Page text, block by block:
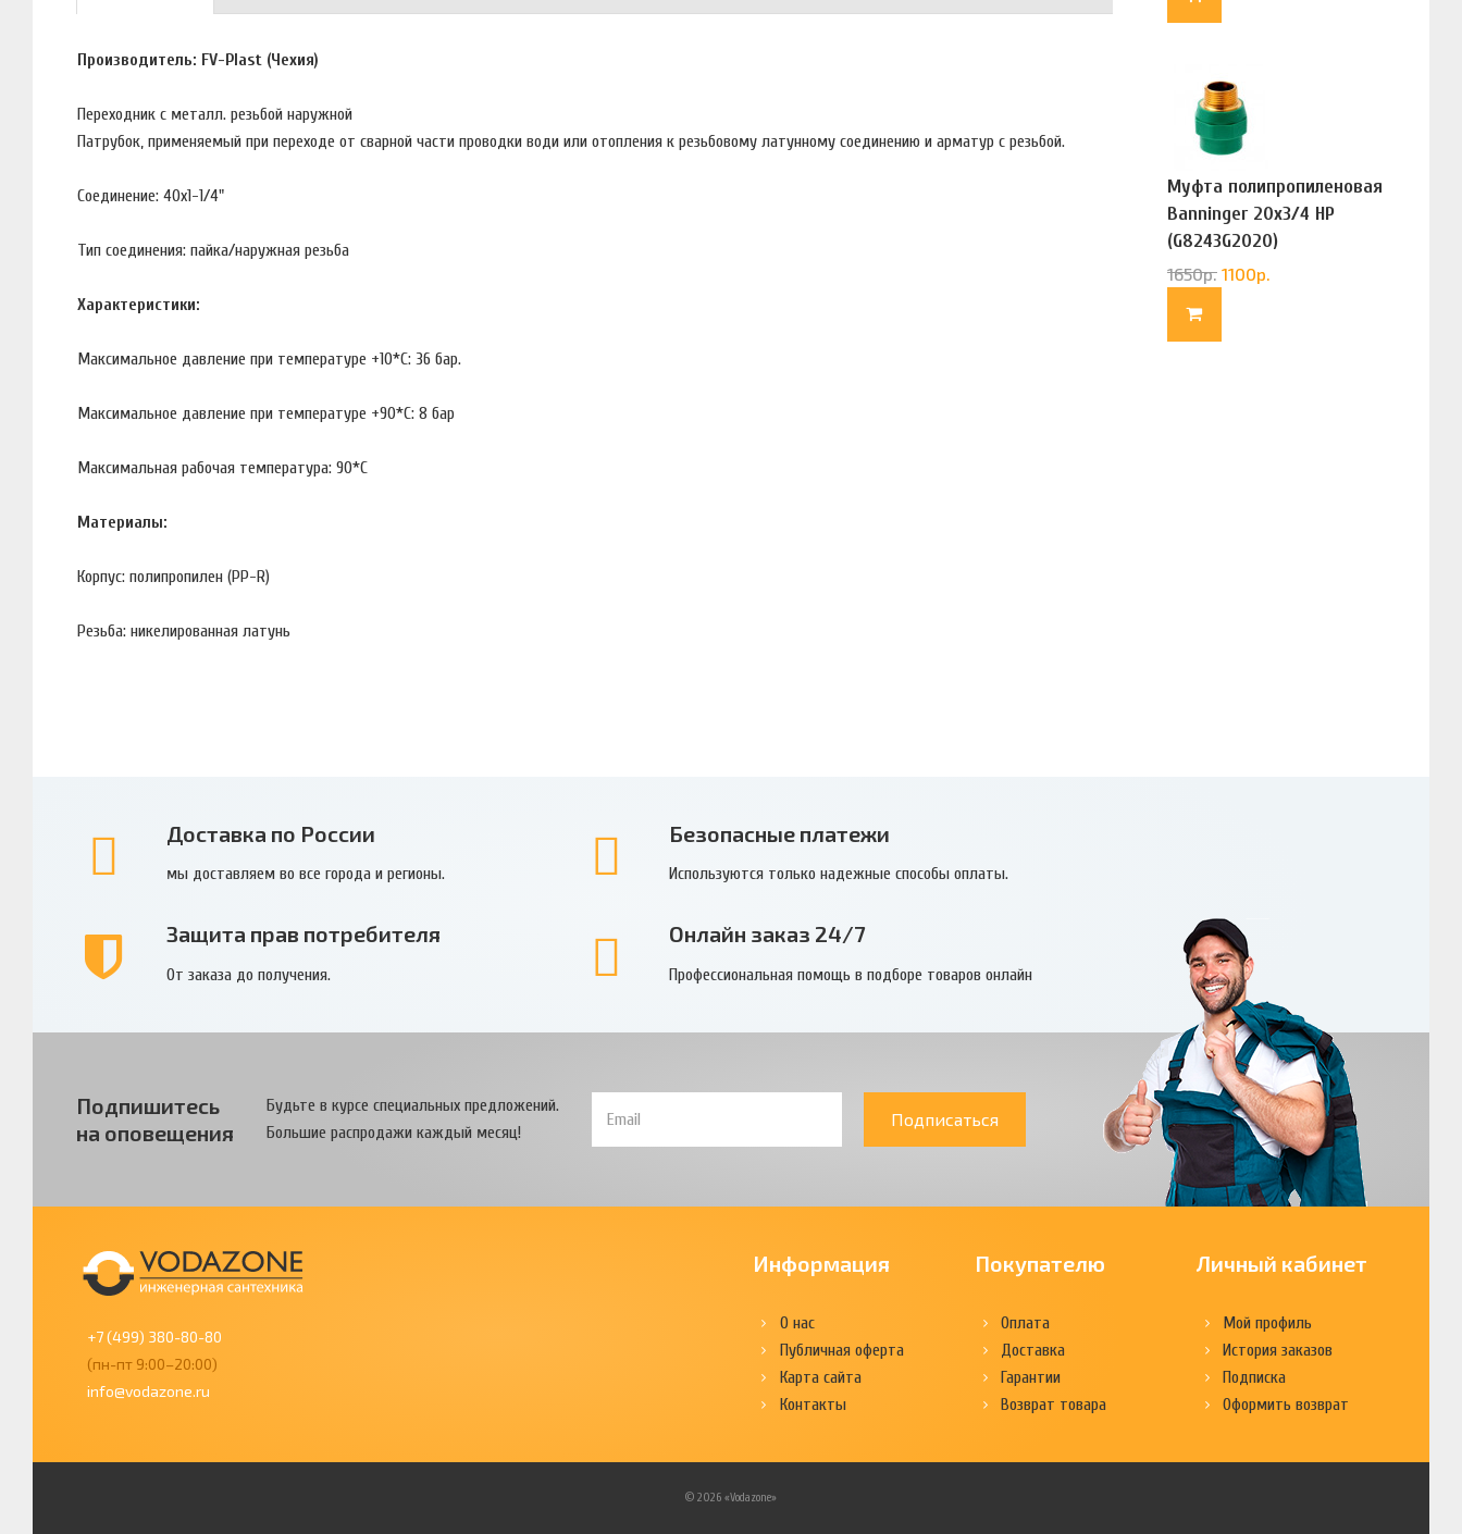
Производитель: FV-Plast (Чехия)
Переходник с металл. резьбой наружной
Патрубок, применяемый при переходе от сварной части проводки води или отопления к резьбовому латунному соединению и арматур с резьбой.
Соединение: 40х1-1/4"
Тип соединения: пайка/наружная резьба
Характеристики:
Максимальное давление при температуре +10*С: 36 бар.
Максимальное давление при температуре +90*С: 8 бар
Максимальная рабочая температура: 90*С
Материалы:
Корпус: полипропилен (PP-R)
Резьба: никелированная латунь
Муфта полипропиленовая
Banninger 20х3/4 НР
(G8243G2020)
1650р. 1100р.
Доставка по России
мы доставляем во все города и регионы.
Безопасные платежи
Используются только надежные способы оплаты.
Защита прав потребителя
От заказа до получения.
Онлайн заказ 24/7
Профессиональная помощь в подборе товаров онлайн
Подпишитесь
на оповещения
Будьте в курсе специальных предложений.
Большие распродажи каждый месяц!
Подписаться
+7 (499) 380-80-80
(пн-пт 9:00–20:00)
info@vodazone.ru
Информация
О нас
Публичная оферта
Карта сайта
Контакты
Покупателю
Оплата
Доставка
Гарантии
Возврат товара
Личный кабинет
Мой профиль
История заказов
Подписка
Оформить возврат
© 2026 «Vodazone»